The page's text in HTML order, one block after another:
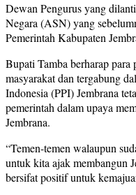
Dewan Pengurus yang
Negara (ASN) yang
Pemerintah Kabupaten
Bupati Tamba berharap
masyarakat dan tergabung
Indonesia (PPI) Jembrana
pemerintah dalam upaya
Jembrana.
“Temen-temen walaupun
untuk kita ajak membangun
bersifat positif untuk